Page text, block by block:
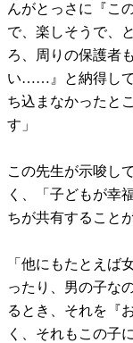
んがとっさに『こ
で、楽しそうで、
ろ、周りの保護者
い……』と納得して
ち込まなかったと
す」
この先生が示唆し
く、「子どもが幸
ちが共有すること
「他にもたとえば
ったり、男の子な
るとき、それを『
く、それもこの子